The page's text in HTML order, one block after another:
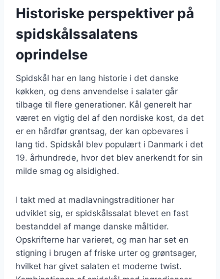
Historiske perspektiver på
spidskålssalatens
oprindelse
Spidskål har en lang historie i det danske
køkken, og dens anvendelse i salater går
tilbage til flere generationer. Kål generelt har
været en vigtig del af den nordiske kost, da det
er en hårdfør grøntsag, der kan opbevares i
lang tid. Spidskål blev populært i Danmark i det
19. århundrede, hvor det blev anerkendt for sin
milde smag og alsidighed.
I takt med at madlavningstraditioner har
udviklet sig, er spidskålssalat blevet en fast
bestanddel af mange danske måltider.
Opskrifterne har varieret, og man har set en
stigning i brugen af friske urter og grøntsager,
hvilket har givet salaten et moderne twist.